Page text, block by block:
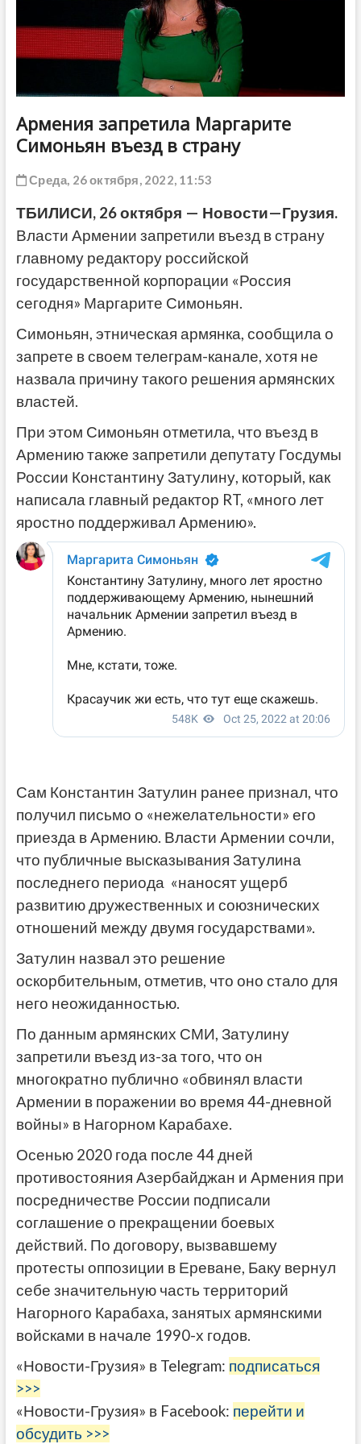
Армения запретила Маргарите
Симоньян въезд в страну
Среда, 26 октября, 2022, 11:53
ТБИЛИСИ, 26октября — Новости—Грузия.
Власти Армении запретили въезд в страну
главному редактору российской
государственной корпорации «Россия
сегодня» Маргарите Симоньян.
Симоньян, этническая армянка, сообщила о
запрете в своем телеграм-канале, хотя не
назвала причину такого решения армянских
властей.
При этом Симоньян отметила, что въезд в
Армению также запретили депутату Госдумы
России Константину Затулину, который, как
написала главный редактор RT, «много лет
яростно поддерживал Армению».
Сам Константин Затулин ранее признал, что
получил письмо о «нежелательности» его
приезда в Армению. Власти Армении сочли,
что публичные высказывания Затулина
последнего периода «наносят ущерб
развитию дружественных и союзнических
отношений между двумя государствами».
Затулин назвал это решение
оскорбительным, отметив, что оно стало для
него неожиданностью.
По данным армянских СМИ, Затулину
запретили въезд из-за того, что он
многократно публично «обвинял власти
Армении в поражении во время 44-дневной
войны» в Нагорном Карабахе.
Осенью 2020 года после 44 дней
противостояния Азербайджан и Армения при
посредничестве России подписали
соглашение о прекращении боевых
действий. По договору, вызвавшему
протесты оппозиции в Ереване, Баку вернул
себе значительную часть территорий
Нагорного Карабаха, занятых армянскими
войсками в начале 1990-х годов.
«Новости-Грузия» в Telegram: подписаться
>>>
«Новости-Грузия» в Facebook: перейти и
обсудить >>>